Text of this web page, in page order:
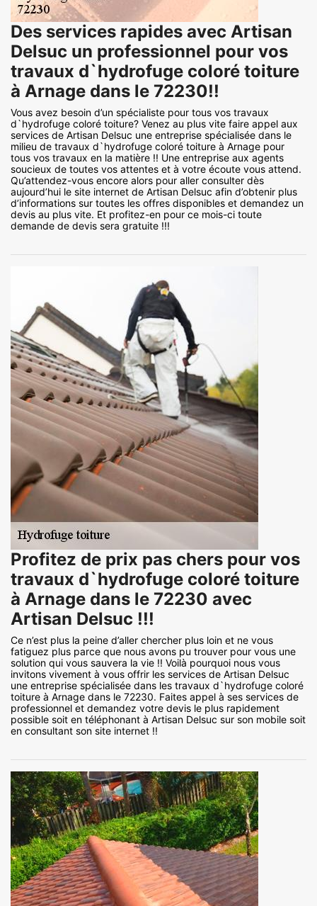
Des services rapides avec Artisan
Delsuc un professionnel pour vos
travaux d`hydrofuge coloré toiture
à Arnage dans le 72230!!
Vous avez besoin d’un spécialiste pour tous vos travaux
d`hydrofuge coloré toiture? Venez au plus vite faire appel aux
services de Artisan Delsuc une entreprise spécialisée dans le
milieu de travaux d`hydrofuge coloré toiture à Arnage pour
tous vos travaux en la matière !! Une entreprise aux agents
soucieux de toutes vos attentes et à votre écoute vous attend.
Qu’attendez-vous encore alors pour aller consulter dès
aujourd’hui le site internet de Artisan Delsuc afin d’obtenir plus
d’informations sur toutes les offres disponibles et demandez un
devis au plus vite. Et profitez-en pour ce mois-ci toute
demande de devis sera gratuite !!!
Profitez de prix pas chers pour vos
travaux d`hydrofuge coloré toiture
à Arnage dans le 72230 avec
Artisan Delsuc !!!
Ce n’est plus la peine d’aller chercher plus loin et ne vous
fatiguez plus parce que nous avons pu trouver pour vous une
solution qui vous sauvera la vie !! Voilà pourquoi nous vous
invitons vivement à vous offrir les services de Artisan Delsuc
une entreprise spécialisée dans les travaux d`hydrofuge coloré
toiture à Arnage dans le 72230. Faites appel à ses services de
professionnel et demandez votre devis le plus rapidement
possible soit en téléphonant à Artisan Delsuc sur son mobile soit
en consultant son site internet !!